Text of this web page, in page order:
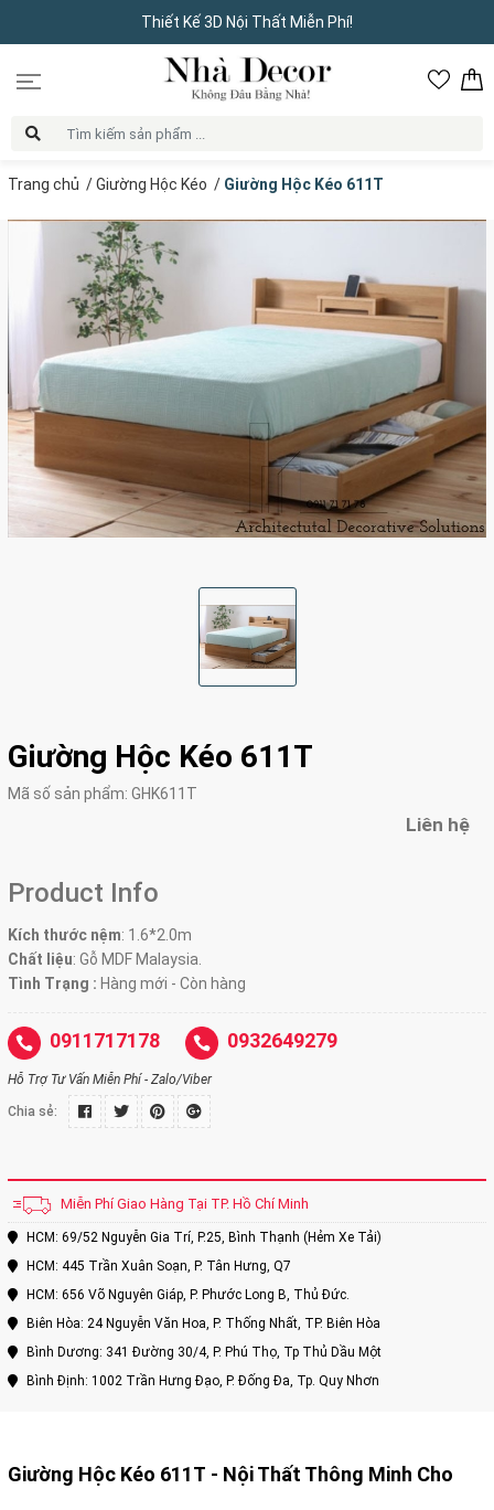
Thiết Kế 3D Nội Thất Miễn Phí!
Trang chủ /Giường Hộc Kéo / Giường Hộc Kéo 611T
Giường Hộc Kéo 611T
Mã số sản phẩm: GHK611T
Liên hệ
Product Info
Kích thước nệm: 1.6*2.0m
Chất liệu: Gỗ MDF Malaysia.
Tình Trạng : Hàng mới - Còn hàng
0911717178 0932649279
Hỗ Trợ Tư Vấn Miễn Phí - Zalo/Viber
Chia sẻ:
Miễn Phí Giao Hàng Tại TP. Hồ Chí Minh
HCM: 69/52 Nguyễn Gia Trí, P.25, Bình Thạnh (Hẻm Xe Tải)
HCM: 445 Trần Xuân Soạn, P. Tân Hưng, Q7
HCM: 656 Võ Nguyên Giáp, P. Phước Long B, Thủ Đức.
Biên Hòa: 24 Nguyễn Văn Hoa, P. Thống Nhất, TP. Biên Hòa
Bình Dương: 341 Đường 30/4, P. Phú Thọ, Tp Thủ Dầu Một
Bình Định: 1002 Trần Hưng Đạo, P. Đống Đa, Tp. Quy Nhơn
Giường Hộc Kéo 611T - Nội Thất Thông Minh Cho